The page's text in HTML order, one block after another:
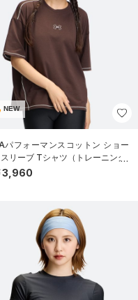
NEW
パフォーマンスコットン ショー
スリーブ Tシャツ（トレーニング/
）
3,960